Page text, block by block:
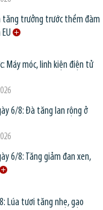
tăng trưởng trước thềm đàm
Máy móc, linh kiện điện tử
6/8: Đà tăng lan rộng ở
6/8: Tăng giảm đan xen,
Lúa tươi tăng nhẹ, gạo